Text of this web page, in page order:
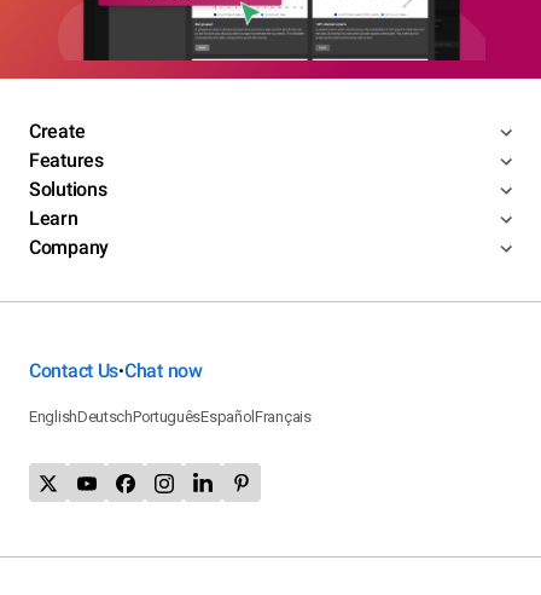
Create
Features
Solutions
Learn
Company
Contact Us•Chat now
EnglishDeutschPortuguêsEspañolFrançais